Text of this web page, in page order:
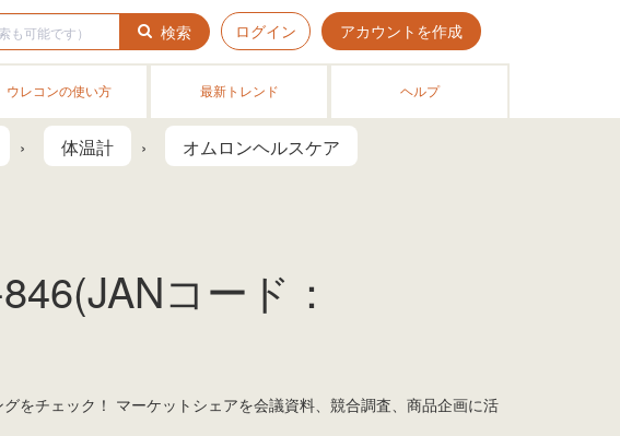
検索 ログイン アカウントを作成
ウレコンの使い方 最新トレンド ヘルプ
体温計 オムロンヘルスケア
コード：
をチェック！ マーケットシェアを会議資料、競合調査、商品企画に活